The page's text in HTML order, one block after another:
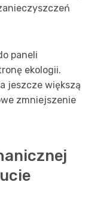
paneli
ekologii.
jeszcze większą
zmniejszenie